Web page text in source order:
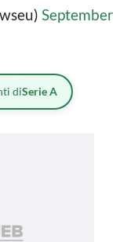
September
diSerie A